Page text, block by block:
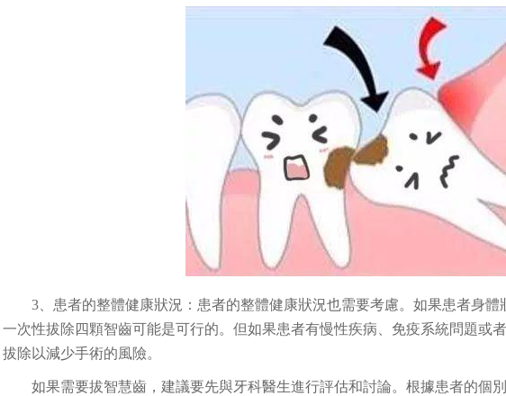
3、患者的整體健康狀況：患者的整體健康狀況也需要考慮。如果患者身體
一次性拔除四顆智齒可能是可行的。但如果患者有慢性疾病、免疫系統問題或
拔除以減少手術的風險。
如果需要拔智慧齒，建議要先與牙科醫生進行評估和討論。根據患者的個